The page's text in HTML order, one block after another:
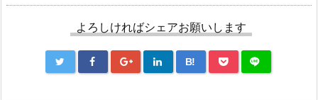
よろしければシェアお願いします
B!